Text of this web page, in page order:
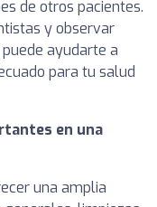
de otros pacientes.
y observar
ayudarte a
para tu salud
en una
una amplia